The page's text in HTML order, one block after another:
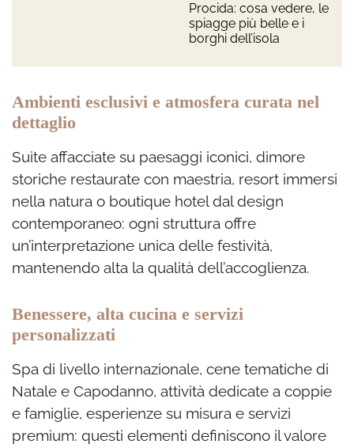
Procida: cosa vedere, le
spiagge più belle e i
borghi dell’isola
Ambienti esclusivi e atmosfera curata nel
dettaglio
Suite affacciate su paesaggi iconici, dimore
storiche restaurate con maestria, resort immersi
nella natura o boutique hotel dal design
contemporaneo: ogni struttura offre
un’interpretazione unica delle festività,
mantenendo alta la qualità dell’accoglienza.
Benessere, alta cucina e servizi
personalizzati
Spa di livello internazionale, cene tematiche di
Natale e Capodanno, attività dedicate a coppie
e famiglie, esperienze su misura e servizi
premium: questi elementi definiscono il valore